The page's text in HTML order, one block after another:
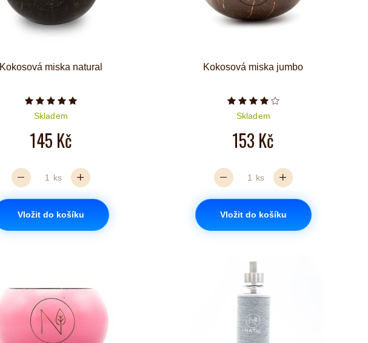
Kokosová miska natural
Počet hvězdiček je 5 z 5
Skladem
145 Kč
ks
Vložit do košíku
Kokosová miska jumbo
Počet hvězdiček je 4 z 5
Skladem
153 Kč
ks
Vložit do košíku